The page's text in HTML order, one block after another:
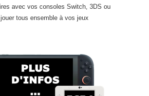
avec vos consoles Switch, 3DS ou
tous ensemble à vos jeux